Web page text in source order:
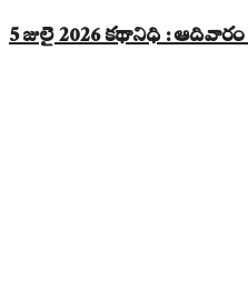
5 జులై 2026 కథానిధి :